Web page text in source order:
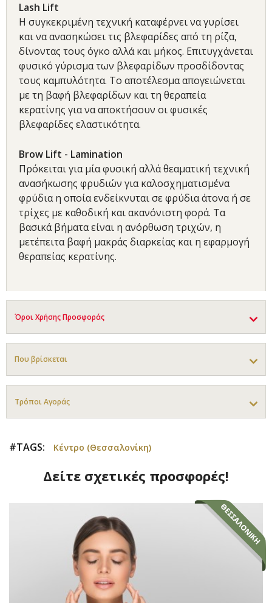
Lash Lift
Η συγκεκριμένη τεχνική καταφέρνει να γυρίσει
και να ανασηκώσει τις βλεφαρίδες από τη ρίζα,
δίνοντας τους όγκο αλλά και μήκος. Επιτυγχάνεται
φυσικό γύρισμα των βλεφαρίδων προσδίδοντας
τους καμπυλότητα. Το αποτέλεσμα απογειώνεται
με τη βαφή βλεφαρίδων και τη θεραπεία
κερατίνης για να αποκτήσουν οι φυσικές
βλεφαρίδες ελαστικότητα.
Brow Lift - Lamination
Πρόκειται για μία φυσική αλλά θεαματική τεχνική
ανασήκωσης φρυδιών για καλοσχηματισμένα
φρύδια η οποία ενδείκνυται σε φρύδια άτονα ή σε
τρίχες με καθοδική και ακανόνιστη φορά. Τα
βασικά βήματα είναι η ανόρθωση τριχών, η
μετέπειτα βαφή μακράς διαρκείας και η εφαρμογή
θεραπείας κερατίνης.
Όροι Χρήσης Προσφοράς
Που βρίσκεται
Τρόποι Αγοράς
#TAGS: Κέντρο (Θεσσαλονίκη)
Δείτε σχετικές προσφορές!